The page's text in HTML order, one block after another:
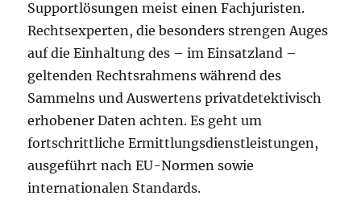
Supportlösungen meist einen Fachjuristen.
Rechtsexperten, die besonders strengen Auges
auf die Einhaltung des – im Einsatzland –
geltenden Rechtsrahmens während des
Sammelns und Auswertens privatdetektivisch
erhobener Daten achten. Es geht um
fortschrittliche Ermittlungsdienstleistungen,
ausgeführt nach EU-Normen sowie
internationalen Standards.